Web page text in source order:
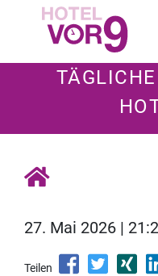
27. Mai 2026 |
Teilen